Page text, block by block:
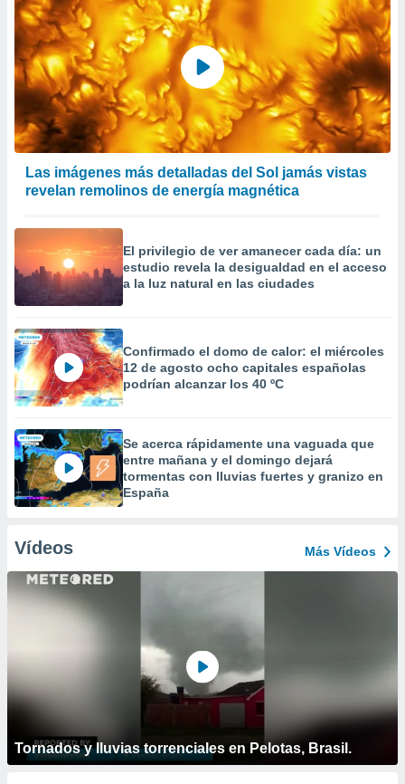
Las imágenes más detalladas del Sol jamás vistas
revelan remolinos de energía magnética
El privilegio de ver amanecer cada día: un
estudio revela la desigualdad en el acceso
a la luz natural en las ciudades
Confirmado el domo de calor: el miércoles
12 de agosto ocho capitales españolas
podrían alcanzar los 40 ºC
Se acerca rápidamente una vaguada que
entre mañana y el domingo dejará
tormentas con lluvias fuertes y granizo en
España
Vídeos Más Vídeos
Tornados y lluvias torrenciales en Pelotas, Brasil.